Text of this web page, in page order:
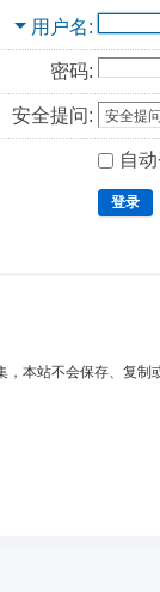
用户名
密码:
安全提问:
自
登录
，本站不会保存、复